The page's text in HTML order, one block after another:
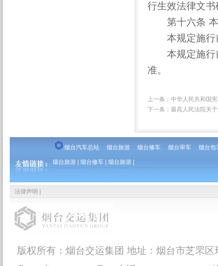
行生效法律文
第十六条 本
本规定施行
本规定施行前
准。
上一条： 中华人民共和国
下一条： 最高人民法院关
烟台汽车总站 烟台旅游 烟台修车 烟台审车 烟台包
烟台旅游 烟台修车 烟台旅游
法律声明
版权所有：烟台交运集团 地址：烟台市芝罘